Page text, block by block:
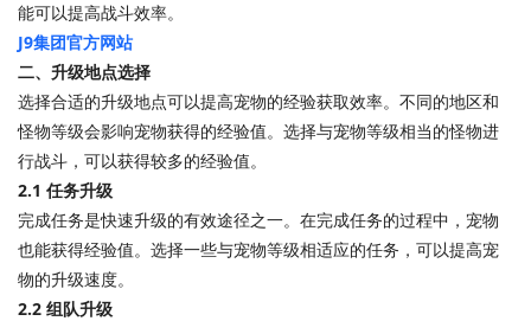
能可以提高战斗效率。
J9集团官方网站
二、升级地点选择
选择合适的升级地点可以提高宠物的经验获取效率。不同的地区和
怪物等级会影响宠物获得的经验值。选择与宠物等级相当的怪物进
行战斗，可以获得较多的经验值。
2.1 任务升级
完成任务是快速升级的有效途径之一。在完成任务的过程中，宠物
也能获得经验值。选择一些与宠物等级相适应的任务，可以提高宠
物的升级速度。
2.2 组队升级